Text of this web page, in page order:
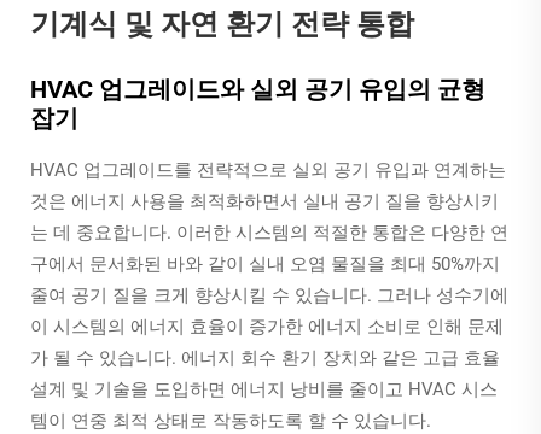
기계식 및 자연 환기 전략 통합
HVAC 업그레이드와 실외 공기 유입의 균형
잡기
HVAC 업그레이드를 전략적으로 실외 공기 유입과 연계하는
것은 에너지 사용을 최적화하면서 실내 공기 질을 향상시키
는 데 중요합니다. 이러한 시스템의 적절한 통합은 다양한 연
구에서 문서화된 바와 같이 실내 오염 물질을 최대 50%까지
줄여 공기 질을 크게 향상시킬 수 있습니다. 그러나 성수기에
이 시스템의 에너지 효율이 증가한 에너지 소비로 인해 문제
가 될 수 있습니다. 에너지 회수 환기 장치와 같은 고급 효율
설계 및 기술을 도입하면 에너지 낭비를 줄이고 HVAC 시스
템이 연중 최적 상태로 작동하도록 할 수 있습니다.